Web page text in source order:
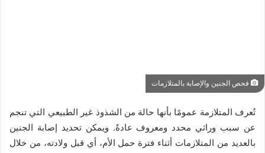
فحص الجنين والإصابة بالمتلازمات
تُعرف المتلازمة عمومًا بأنها حالة من الشذوذ غير الطبيعي التي تنجم
عن سبب وراثي محدد ومعروف عادةً. ويمكن تحديد إصابة الجنين
بالعديد من المتلازمات أثناء فترة حمل الأم، أي قبل ولادته، من خلال